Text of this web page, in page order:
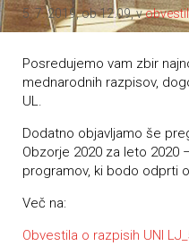
5. 7. 2019, ob 12.09, v
Posredujemo vam zbir
mednarodnih razpisov,
UL.
Dodatno objavljamo še
Obzorje 2020 za leto 2020
programov, ki bodo odprti
Več na:
Obvestila o razpisih UNI